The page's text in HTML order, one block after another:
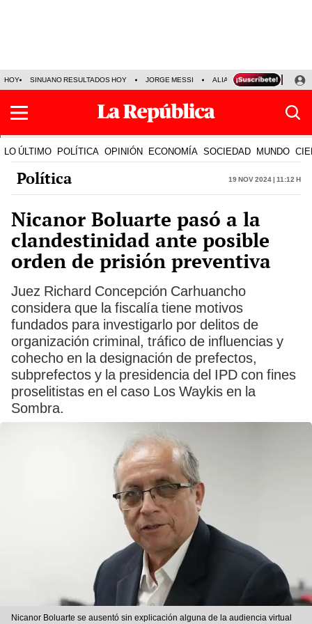
HOY SINUANO RESULTADOS HOY JORGE MESSI ALIANZA LIMA VS SPORT
LO ÚLTIMO POLÍTICA OPINIÓN ECONOMÍA SOCIEDAD MUNDO
Política 19 Nov 2024 | 11:12 h
Nicanor Boluarte pasó a la
clandestinidad ante posible
orden de prisión preventiva
Juez Richard Concepción Carhuancho
considera que la fiscalía tiene motivos
fundados para investigarlo por delitos de
organización criminal, tráfico de influencias y
cohecho en la designación de prefectos,
subprefectos y la presidencia del IPD con fines
proselitistas en el caso Los Waykis en la
Sombra.
Nicanor Boluarte se ausentó sin explicación alguna de la audiencia virtual